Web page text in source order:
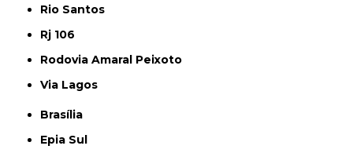
Rio Santos
Rj 106
Rodovia Amaral Peixoto
Via Lagos
Brasília
Epia Sul